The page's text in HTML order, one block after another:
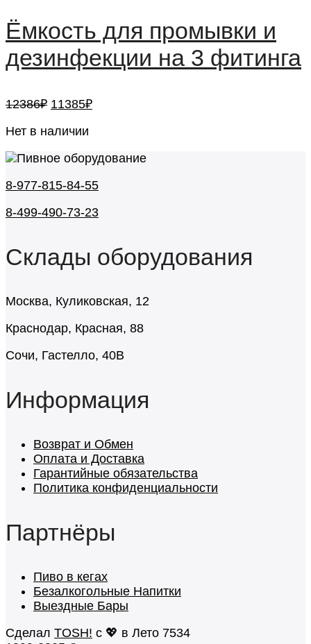
Ёмкость для промывки и
дезинфекции на 3 фитинга
12386₽ Первоначальная
составляла
11385₽Текущая
Нет в наличии
8-977-815-84-55
8-499-490-73-23
Склады оборудования
Москва, Куликовская, 12
Краснодар, Красная, 88
Сочи, Гастелло, 40В
Информация
Возврат и Обмен
Оплата и Доставка
Гарантийные обязательства
Политика конфиденциальности
Партнёры
Пиво в кегах
Безалкогольные Напитки
Выездные Бары
Сделал TOSH! c 💖 в Лето 7534